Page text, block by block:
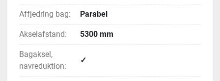
Affjedring bag: Parabel
Akselafstand: 5300 mm
Bagaksel,
navreduktion:
✓